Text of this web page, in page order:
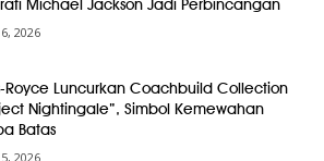
Michael Jackson Jadi Perbincangan
2026
Royce Luncurkan Coachbuild Collection
Nightingale”, Simbol Kemewahan
Batas
2026